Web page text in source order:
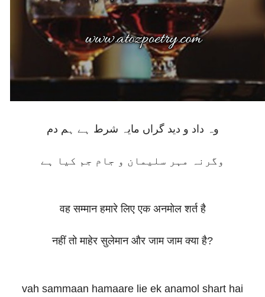
وہ داد و دید گراں مایہ شرط ہے ہم دم
وگرنہ مہر سلیمان و جام جم کیا ہے
वह सम्मान हमारे लिए एक अनमोल शर्त है
नहीं तो माहेर सुलेमान और जाम जाम क्या है?
vah sammaan hamaare lie ek anamol shart hai